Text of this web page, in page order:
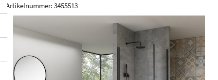
Artikelnummer: 3455513